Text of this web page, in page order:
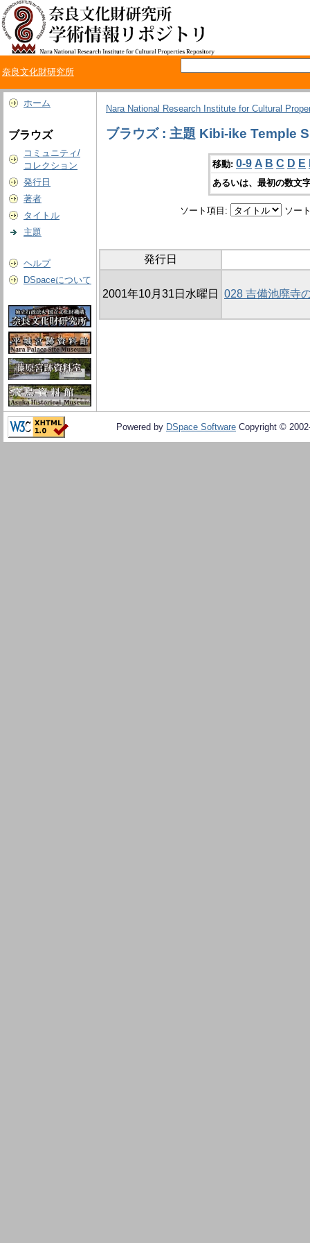
奈良文化財研究所
ホーム
ブラウズ
コミュニティ/
コレクション
発行日
著者
タイトル
主題
ヘルプ
DSpaceについて
Nara National Research Institute for Cultural
ブラウズ : 主題 Kibi-ike Temple
移動: 0-9 A B C D E
あるいは、最初の数文
ソート項目: ソー
発行日
2001年10月31日水曜日 028 吉備池廃寺
Powered by DSpace Software Copyright ©